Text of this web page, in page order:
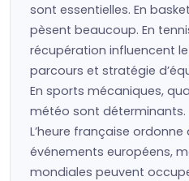
sont essentielles. En
pèsent beaucoup. En
récupération influencent
parcours et stratégie
En sports mécaniques,
météo sont déterminants.
L’heure française
événements européens,
mondiales peuvent